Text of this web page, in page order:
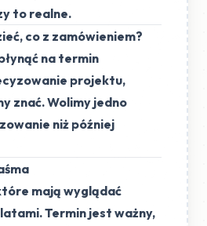
to realne.
co z zamówieniem?
na termin
projektu,
znać. Wolimy jedno
niż później
mają wyglądać
Termin jest ważny,